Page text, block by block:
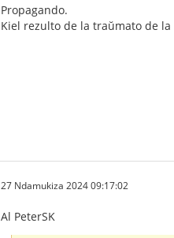
Propagando.
Kiel rezulto de la traŭmato de
27 Ndamukiza 2024 09:17:02
Al PeterSK